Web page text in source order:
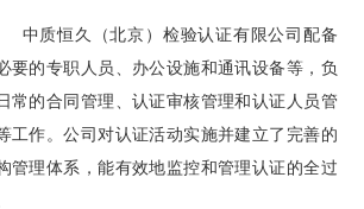
中质恒久（北京）检验认证有限公司配备
要的专职人员、办公设施和通讯设备等，负
常的合同管理、认证审核管理和认证人员管
工作。公司对认证活动实施并建立了完善的
管理体系，能有效地监控和管理认证的全过